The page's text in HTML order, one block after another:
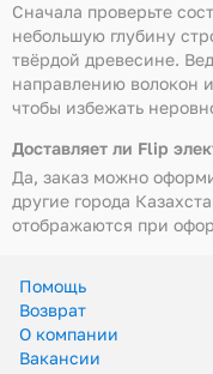
Сначала проверьте
небольшую глубину
твёрдой древесине.
направлению волокон
чтобы избежать
Доставляет ли Flip
Да, заказ можно
другие города
отображаются при
Помощь
Возврат
О компании
Вакансии